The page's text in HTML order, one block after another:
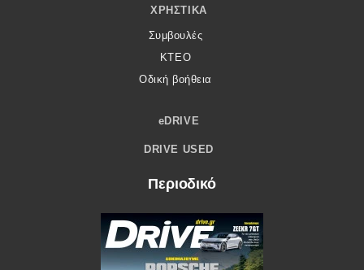
ΧΡΗΣΤΙΚΆ
Συμβουλές
ΚΤΕΟ
Οδική βοήθεια
eDRIVE
DRIVE USED
Περιοδικό